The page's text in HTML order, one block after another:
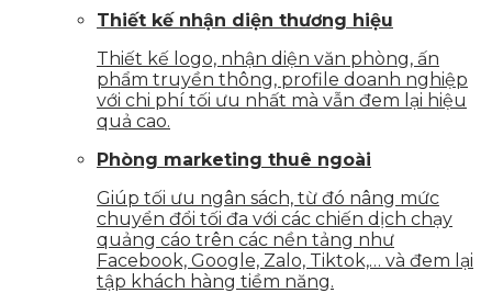
Thiết kế nhận diện thương hiệu
Thiết kế logo, nhận diện văn phòng, ấn
phẩm truyền thông, profile doanh nghiệp
với chi phí tối ưu nhất mà vẫn đem lại hiệu
quả cao.
Phòng marketing thuê ngoài
Giúp tối ưu ngân sách, từ đó nâng mức
chuyển đổi tối đa với các chiến dịch chạy
quảng cáo trên các nền tảng như
Facebook, Google, Zalo, Tiktok,… và đem lại
tập khách hàng tiềm năng.